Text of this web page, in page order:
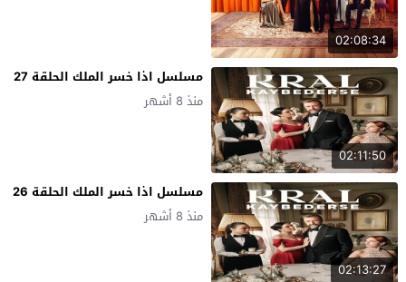
02:08:34
02:11:50
مسلسل اذا خسر الملك الحلقة 27
منذ 8 أشهر
02:13:27
مسلسل اذا خسر الملك الحلقة 26
منذ 8 أشهر